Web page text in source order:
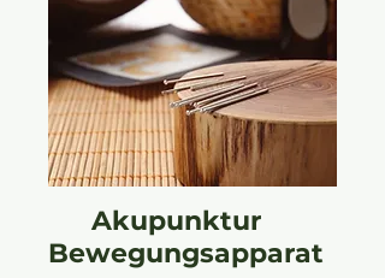
Akupunktur
Bewegungsapparat